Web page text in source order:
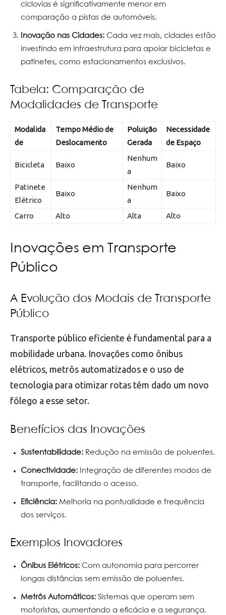
ciclovias é significativamente menor em
comparação a pistas de automóveis.
Inovação nas Cidades: Cada vez mais, cidades estão
investindo em infraestrutura para apoiar bicicletas e
patinetes, como estacionamentos exclusivos.
Tabela: Comparação de
Modalidades de Transporte
Modalida
de
Tempo Médio de
Deslocamento
Poluição
Gerada
Necessidade
de Espaço
Bicicleta Baixo
Nenhum
a
Baixo
Patinete
Elétrico
Baixo
Nenhum
a
Baixo
Carro Alto Alta Alto
Inovações em Transporte
Público
A Evolução dos Modais de Transporte
Público
Transporte público eficiente é fundamental para a
mobilidade urbana. Inovações como ônibus
elétricos, metrôs automatizados e o uso de
tecnologia para otimizar rotas têm dado um novo
fôlego a esse setor.
Benefícios das Inovações
Sustentabilidade: Redução na emissão de poluentes.
Conectividade: Integração de diferentes modos de
transporte, facilitando o acesso.
Eficiência: Melhoria na pontualidade e frequência
dos serviços.
Exemplos Inovadores
Ônibus Elétricos: Com autonomia para percorrer
longas distâncias sem emissão de poluentes.
Metrôs Automáticos: Sistemas que operam sem
motoristas, aumentando a eficácia e a segurança.